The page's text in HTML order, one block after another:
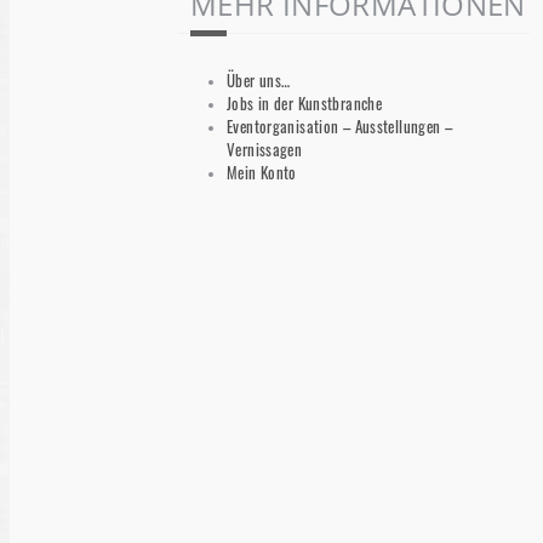
Über uns…
Jobs in der Kunstbranche
Eventorganisation – Ausstellungen –
Vernissagen
Mein Konto